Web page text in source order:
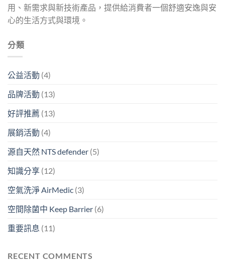
用、新需求與新技術產品，提供給消費者一個舒適安逸與安
心的生活方式與環境。
分類
公益活動 (4)
品牌活動 (13)
好評推薦 (13)
展銷活動 (4)
源自天然 NTS defender (5)
知識分享 (12)
空氣洗淨 AirMedic (3)
空間除菌中 Keep Barrier (6)
重要訊息 (11)
RECENT COMMENTS